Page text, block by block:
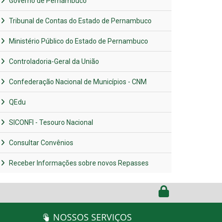
Tribunal de Contas do Estado de Pernambuco
Ministério Público do Estado de Pernambuco
Controladoria-Geral da União
Confederação Nacional de Municípios - CNM
QEdu
SICONFI - Tesouro Nacional
Consultar Convênios
Receber Informações sobre novos Repasses
NOSSOS SERVIÇOS